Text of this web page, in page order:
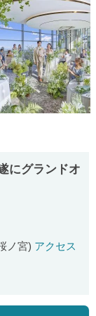
にグランドオ
ノ宮) アクセス